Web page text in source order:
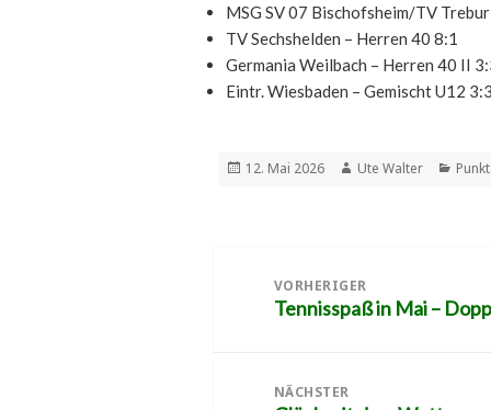
MSG SV 07 Bischofsheim/TV
TV Sechshelden – Herren 40 8:1
Germania Weilbach – Herren 40 II
Eintr. Wiesbaden – Gemischt U12
Veröffentlicht
12. Mai 2026 Autor
Ute Walter
VORHERIGER
Vorheriger
Tennisspaß in Mai –
NÄCHSTER